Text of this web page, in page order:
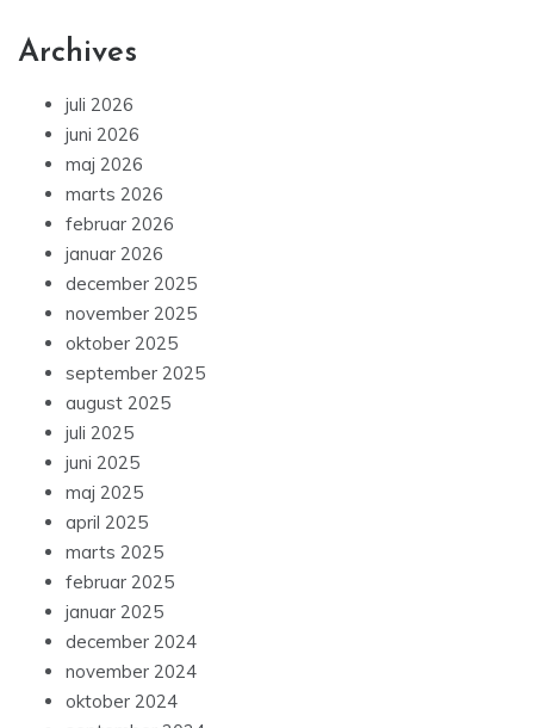
Archives
juli 2026
juni 2026
maj 2026
marts 2026
februar 2026
januar 2026
december 2025
november 2025
oktober 2025
september 2025
august 2025
juli 2025
juni 2025
maj 2025
april 2025
marts 2025
februar 2025
januar 2025
december 2024
november 2024
oktober 2024